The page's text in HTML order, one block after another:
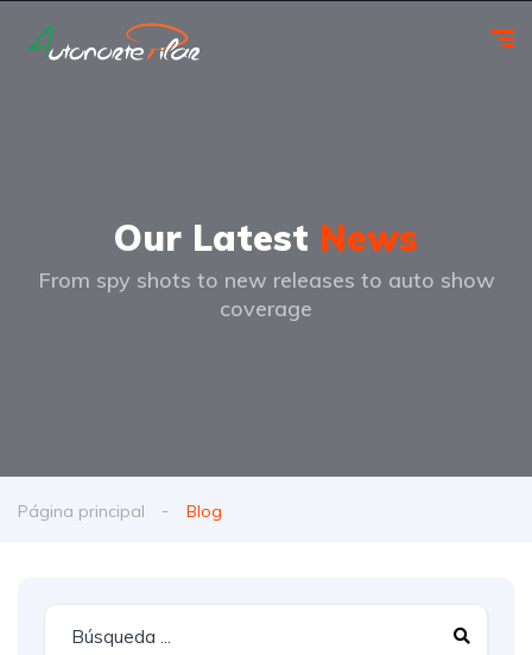
Our Latest News
From spy shots to new releases to auto show
coverage
Página principal Blog